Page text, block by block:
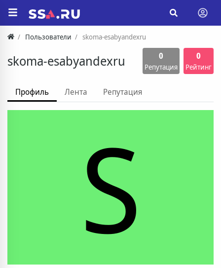
Пользователи skoma-esabyandexru
skoma-esabyandexru 0
Репутация
0
Рейтинг
Профиль Лента Репутация
S